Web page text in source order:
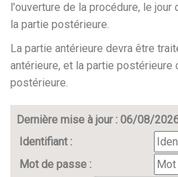
l'ouverture de la procédure, le jour
la partie postérieure.
La partie antérieure devra être
antérieure, et la partie postérieure
postérieure.
Dernière mise à jour : 06/08/
Identifiant :
Mot de passe :